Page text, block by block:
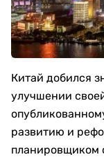
Китай добился
улучшении
развитию и
планировщиком